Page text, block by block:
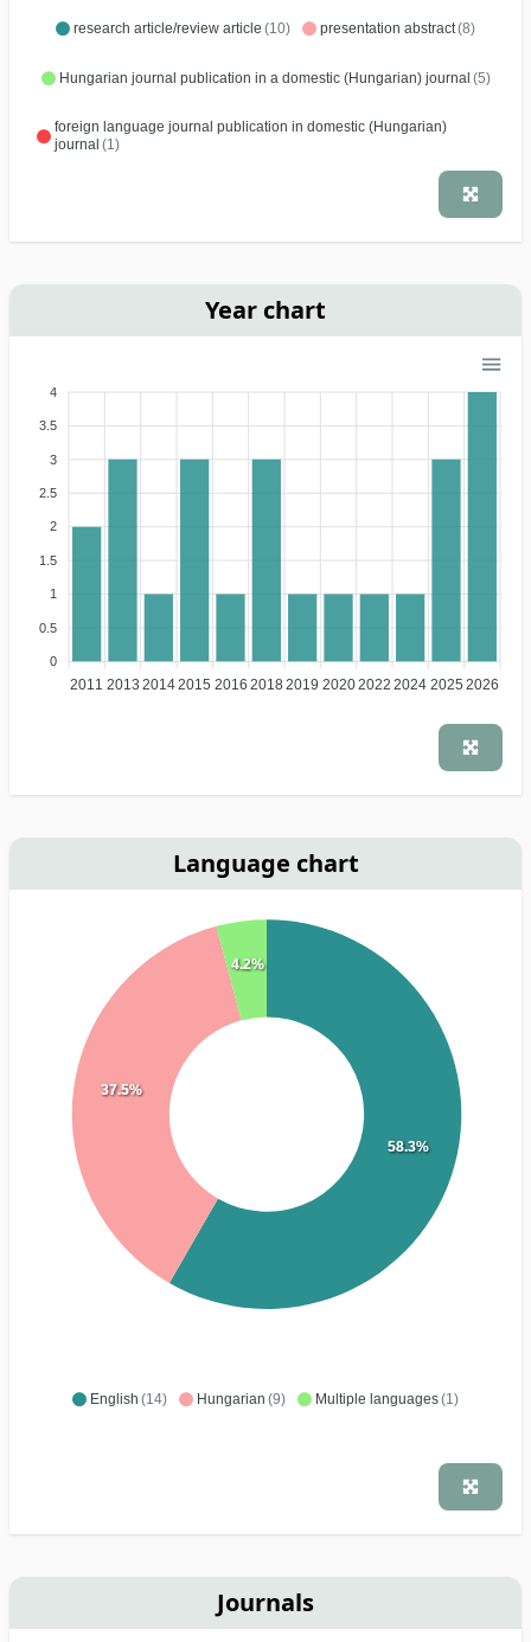
research article/review article (10) presentation abstract(8)
Hungarian journal publication in a domestic (Hungarian) journal (5)
foreign language journal publication in domestic (Hungarian)
journal (1)
Year chart
4
3.5
3
2.5
2
1.5
1
0.5
0
2011 2013 20142015 2016 2018 2019 20202022 2024 2025 2026
Language chart
English (14) Hungarian (9) Multiple languages(1)
58.3%
37.5%
4.2%
Journals